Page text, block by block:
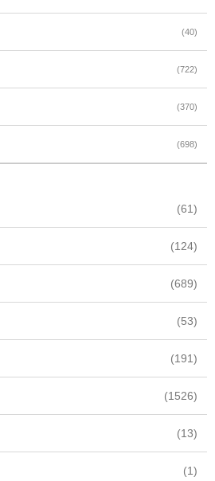
(40)
(722)
(370)
(698)
(61)
(124)
(689)
(53)
(191)
(1526)
(13)
(1)